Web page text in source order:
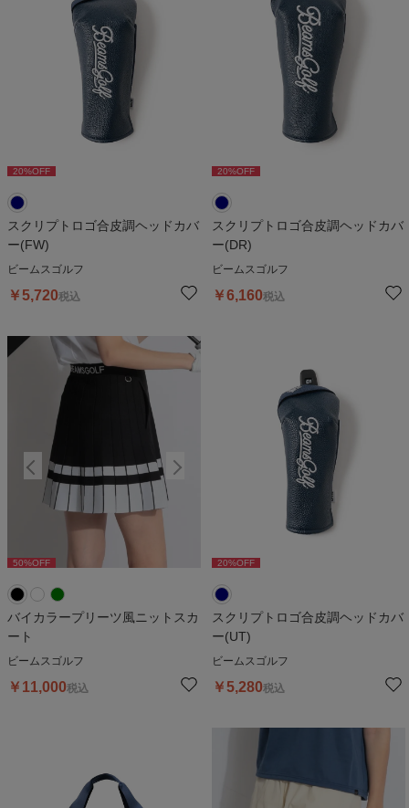
20%OFF
スクリプトロゴ合皮調ヘッドカバ
ー(FW)
ビームスゴルフ
￥5,720税込
20%OFF
スクリプトロゴ合皮調ヘッドカバ
ー(DR)
ビームスゴルフ
￥6,160税込
50%OFF %OFF
バイカラープリーツ風ニットスカ
ート
ビームスゴルフ
￥ 11,000税込
20%OFF
スクリプトロゴ合皮調ヘッドカバ
ー(UT)
ビームスゴルフ
￥5,280税込